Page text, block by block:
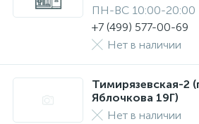
ПН-ВС 10:00-20:00
+7 (499) 577-00-69
Нет в наличии
Тимирязевская-2
Яблочкова 19Г)
Нет в наличии